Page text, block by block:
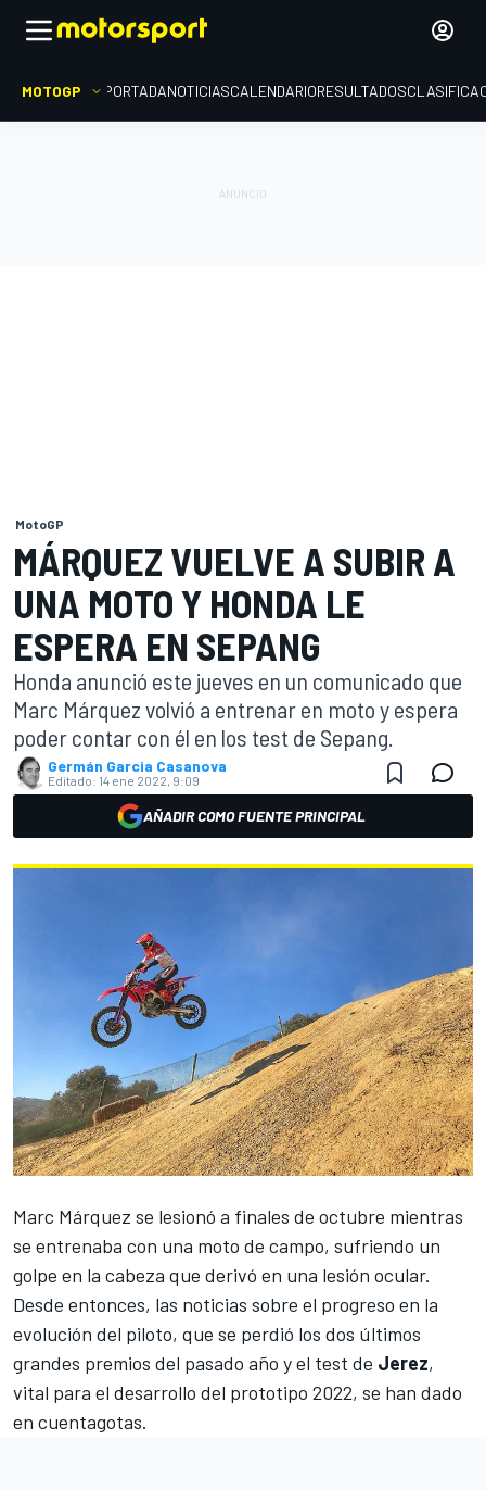
MOTOGP PORTADANOTICIASCALENDARIORESULTADOS
MotoGP
MÁRQUEZ VUELVE A SUBIR A
UNA MOTO Y HONDA LE
ESPERA EN SEPANG
Honda anunció este jueves en un comunicado que
Marc Márquez volvió a entrenar en moto y espera
poder contar con él en los test de Sepang.
Germán Garcia Casanova
Editado: 14 ene 2022, 9:09
AÑADIR COMO FUENTE PRINCIPAL
Marc Márquez se lesionó a finales de octubre mientras
se entrenaba con una moto de campo, sufriendo un
golpe en la cabeza que derivó en una lesión ocular.
Desde entonces, las noticias sobre el progreso en la
evolución del piloto, que se perdió los dos últimos
grandes premios del pasado año y el test de Jerez,
vital para el desarrollo del prototipo 2022, se han dado
en cuentagotas.